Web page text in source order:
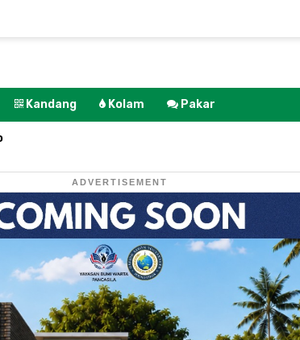
Kandang Kolam Pakar
ADVERTISEMENT